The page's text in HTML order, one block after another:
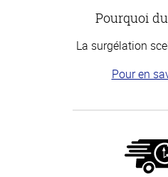
Pourquoi
La surgélation
Pour en